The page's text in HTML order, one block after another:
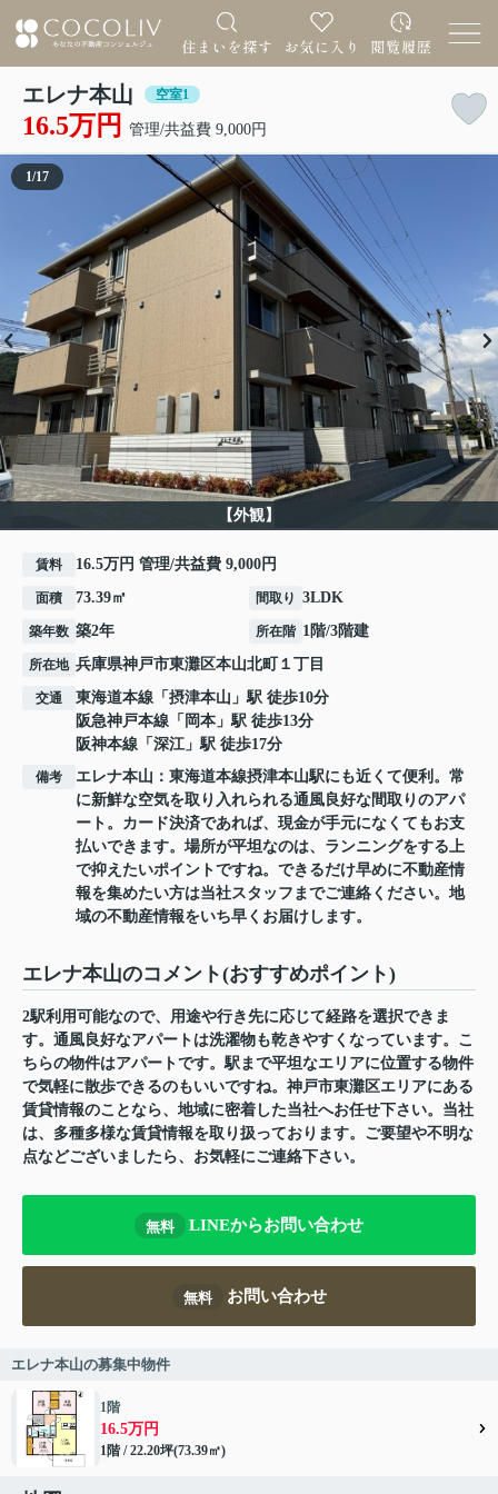
エレナ本山 空室1
16.5万円 管理/共益費 9,000円
【外観】
1/17
賃料 16.5万円 管理/共益費 9,000円
面積 73.39㎡ 間取り 3LDK
築年数 築2年 所在階 1階/3階建
所在地 兵庫県神戸市東灘区本山北町 １丁目
交通 東海道本線 「 摂津本山 」駅 徒歩10分
阪急神戸本線 「 岡本 」駅 徒歩13分
阪神本線 「 深江」駅 徒歩17分
備考
エレナ本山：東海道本線摂津本山駅にも近くて便利。常
に新鮮な空気を取り入れられる通風良好な間取りのアパ
ート。カード決済であれば、現金が手元になくてもお支
払いできます。場所が平坦なのは、ランニングをする上
で抑えたいポイントですね。できるだけ早めに不動産情
報を集めたい方は当社スタッフまでご連絡ください。地
域の不動産情報をいち早くお届けします。
エレナ本山のコメント(おすすめポイント)
2駅利用可能なので、用途や行き先に応じて経路を選択できま
す。通風良好なアパートは洗濯物も乾きやすくなっています。こ
ちらの物件はアパートです。駅まで平坦なエリアに位置する物件
で気軽に散歩できるのもいいですね。神戸市東灘区エリアにある
賃貸情報のことなら、地域に密着した当社へお任せ下さい。当社
は、多種多様な賃貸情報を取り扱っております。ご要望や不明な
点などございましたら、お気軽にご連絡下さい。
無料 LINEからお問い合わせ
無料 お問い合わせ
エレナ本山の募集中物件
1階
16.5万円
1階 / 22.20坪(73.39㎡)